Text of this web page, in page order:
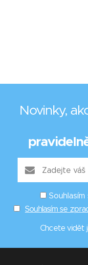
Novinky,
Souhlasím se
Chcete vidět